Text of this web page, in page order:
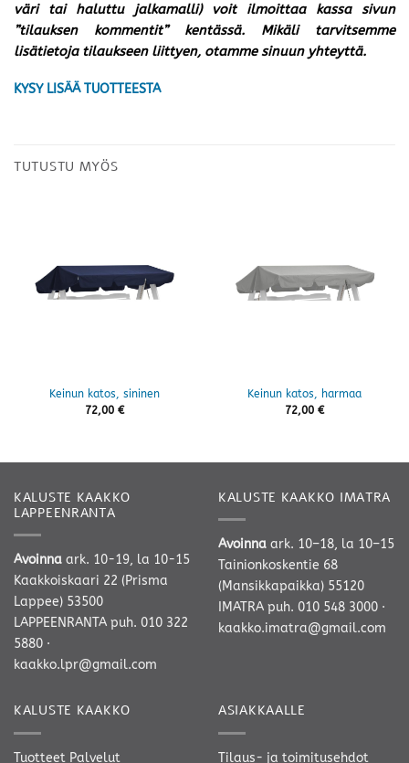
väri tai haluttu jalkamalli) voit ilmoittaa kassa sivun
”tilauksen kommentit” kentässä. Mikäli tarvitsemme
lisätietoja tilaukseen liittyen, otamme sinuun yhteyttä.
KYSY LISÄÄ TUOTTEESTA
TUTUSTU MYÖS
Keinun katos, sininen
72,00 €
Keinun katos, harmaa
72,00 €
KALUSTE KAAKKO
LAPPEENRANTA
Avoinna ark. 10-19, la 10-15
Kaakkoiskaari 22 (Prisma
Lappee) 53500
LAPPEENRANTA puh. 010 322
5880 ·
kaakko.lpr@gmail.com
KALUSTE KAAKKO IMATRA
Avoinna ark. 10–18, la 10–15
Tainionkoskentie 68
(Mansikkapaikka) 55120
IMATRA puh. 010 548 3000 ·
kaakko.imatra@gmail.com
KALUSTE KAAKKO
Tuotteet Palvelut
ASIAKKAALLE
Tilaus- ja toimitusehdot